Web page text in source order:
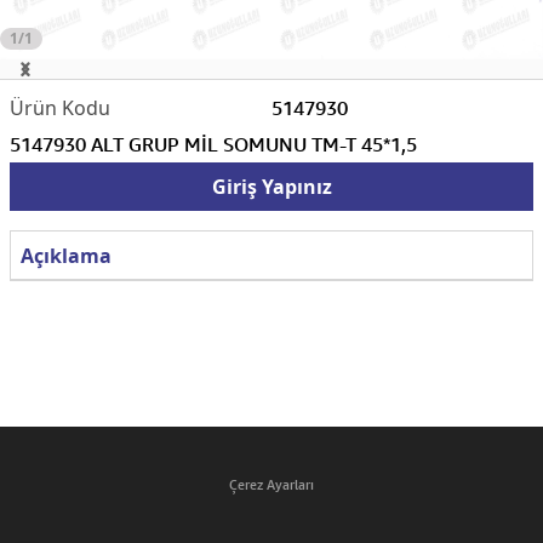
1/1
5147930
5147930 ALT GRUP MİL SOMUNU TM-T 45*1,5
Giriş Yapınız
Açıklama
Çerez Ayarları